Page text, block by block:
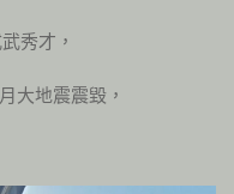
秀才，
大地震震毀，